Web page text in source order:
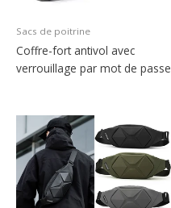
Sacs de poitrine
Coffre-fort antivol avec
verrouillage par mot de passe